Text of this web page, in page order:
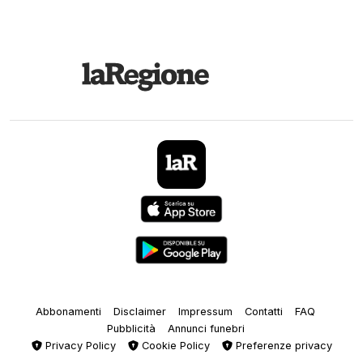
Abbonamenti Disclaimer Impressum Contatti
FAQ
Pubblicità
Annunci funebri
Privacy Policy
Cookie Policy Preferenze privacy